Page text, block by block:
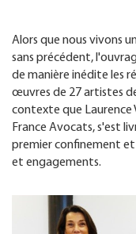
Alors que nous vivons
sans précédent,
de manière inédite les
œuvres de 27 artistes
contexte que Laurence
France Avocats, s'est
premier confinement et
et engagements.